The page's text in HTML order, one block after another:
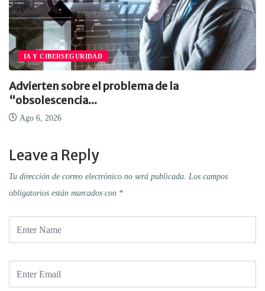
OPINIÓN
Cómo crear infraestructuras de IA que
Ago 6, 2026
Leave a Reply
Tu dirección de correo electrónico no será publicada. Los campos
obligatorios están marcados con *